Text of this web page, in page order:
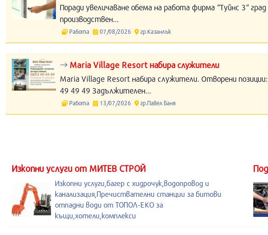
Поради увеличаване обема на работа фирма “Туйнс 3“
производствен...
Работа 07/08/2026 гр.Казанлък
Maria Village Resort набира служители
Maria Village Resort набира служители. Отворени
49 49 49 Задължителен...
Работа 13/07/2026 гр.Павел Баня
Изкопни услуги от МИТЕВ СТРОЙ
Изкопни услуги,багер с хидрочук,водопровод и
канализация,Пречиствателни станции за битови
отпадни води от ТОПОЛ-ЕКО за
къщи,хотели,комплекси